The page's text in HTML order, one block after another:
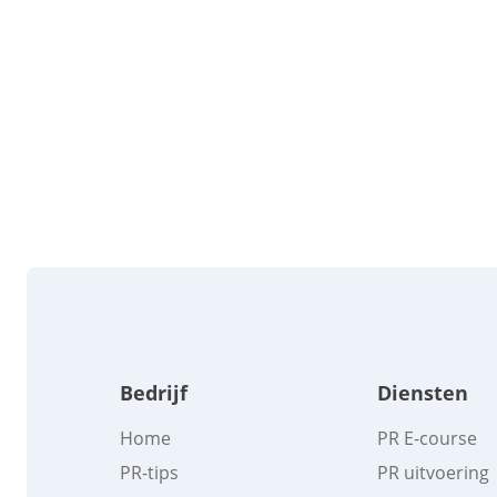
Bedrijf
Home
PR-tips
Diensten
PR E-course
PR uitvoering